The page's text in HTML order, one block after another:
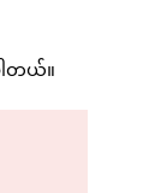
ါတယ်။